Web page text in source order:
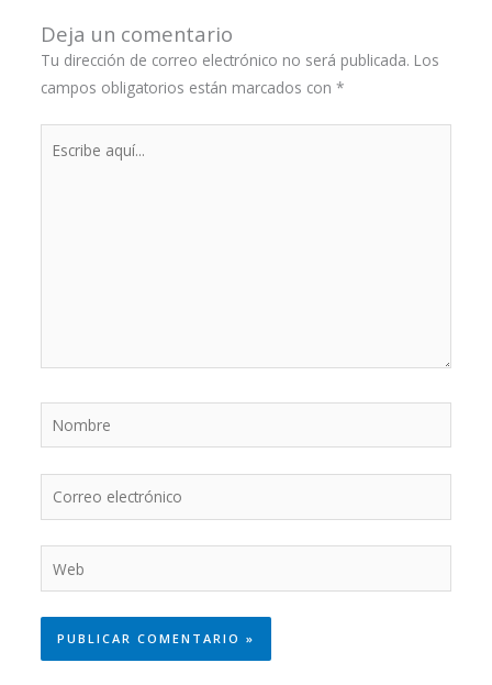
Deja un comentario
Tu dirección de correo electrónico no será publicada. Los
campos obligatorios están marcados con *
Nombre
Correo
electrónico